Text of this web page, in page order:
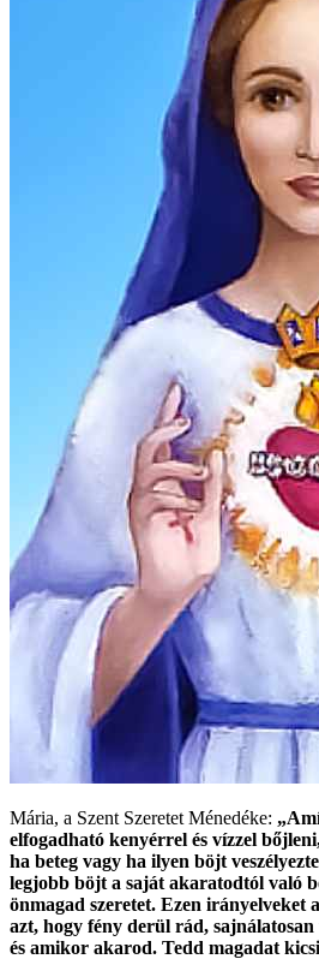
Mária, a Szent Szeretet Ménedéke:
elfogadható kenyérrel és vízzel
ha beteg vagy ha ilyen böjt
legjobb böjt a saját akaratodtól való
önmagad szeretet. Ezen irányelveket
azt, hogy fény derül rád,
és amikor akarod. Tedd magadat